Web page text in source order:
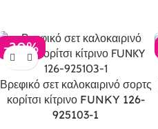
-30%
Βρεφικό σετ καλοκαιρινό σορτς
κορίτσι κίτρινο FUNKY 126-
925103-1